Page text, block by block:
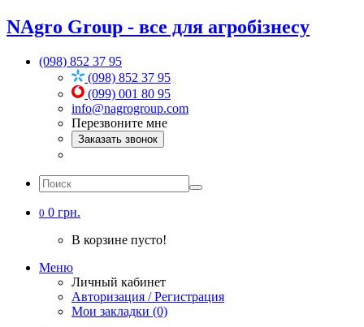
NAgro Group - все для агробізнесу
(098) 852 37 95
(098) 852 37 95
(099) 001 80 95
info@nagrogroup.com
Перезвоните мне
Заказать звонок
0 0 грн.
В корзине пусто!
Меню
Личный кабинет
Авторизация / Регистрация
Мои закладки (0)